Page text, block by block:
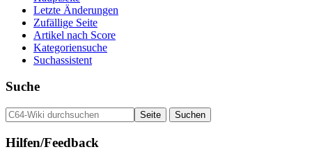
Letzte Änderungen
Zufällige Seite
Artikel nach Score
Kategoriensuche
Suchassistent
Suche
Hilfen/Feedback